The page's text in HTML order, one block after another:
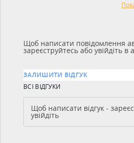
Щоб написати повідомлення
зареєструйтесь або увійдіть в
ЗАЛИШИТИ ВІДГУК
ВСІ ВІДГУКИ
Щоб написати відгук -
увійдіть